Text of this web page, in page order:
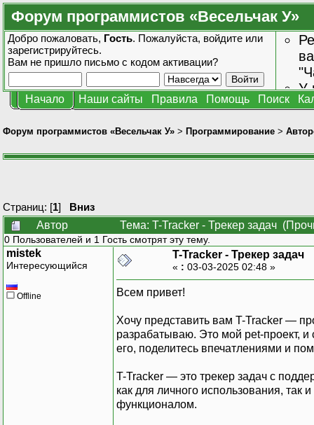
Форум программистов «Весельчак У»
Добро пожаловать, Гость. Пожалуйста, войдите или
зарегистрируйтесь.
Вам не пришло письмо с кодом активации?
У
Начало Наши сайты Правила Помощь Поиск
Форум программистов «Весельчак У» > Программирование >
Страниц: [1] Вниз
Автор
Тема: T-Tracker - Трекер задач
0 Пользователей и 1 Гость смотрят эту тему.
mistek
Интересующийся
Offline
T-Tracker - Трекер задач
« : 03-03-2025 02:48 »
Всем привет!
Хочу представить вам T-Tracker —
разрабатываю. Это мой pet-проект, и
его, поделитесь впечатлениями и
T-Tracker — это трекер задач с
как для личного использования,
функционалом.